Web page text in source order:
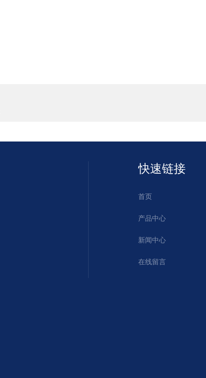
快速链接
首页
产品中心
新闻中心
在线留言